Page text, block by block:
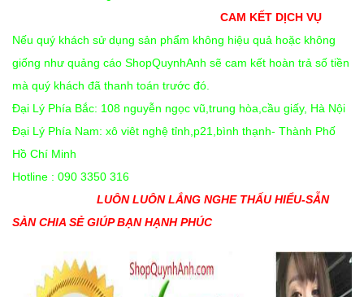
CAM KẾT DỊCH VỤ
Nếu quý khách sử dụng sản phẩm không hiệu quả hoặc không
giống như quảng cáo ShopQuynhAnh sẽ cam kết hoàn trả số tiền
mà quý khách đã thanh toán trước đó.
Đại Lý Phía Bắc: 108 nguyễn ngọc vũ,trung hòa,cầu giấy, Hà Nội
Đại Lý Phía Nam: xô viêt nghệ tỉnh,p21,bình thạnh- Thành Phố
Hồ Chí Minh
Hotline : 090 3350 316
LUÔN LUÔN LẮNG NGHE THẤU HIỂU-SẴN
SÀN CHIA SẺ GIÚP BẠN HẠNH PHÚC